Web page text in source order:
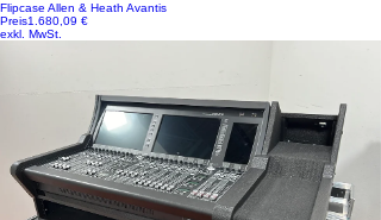
Flipcase Allen & Heath Avantis
Preis1.680,09 €
exkl. MwSt.